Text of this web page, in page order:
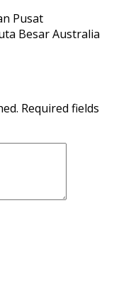
Pusat
Besar Australia
Required fields